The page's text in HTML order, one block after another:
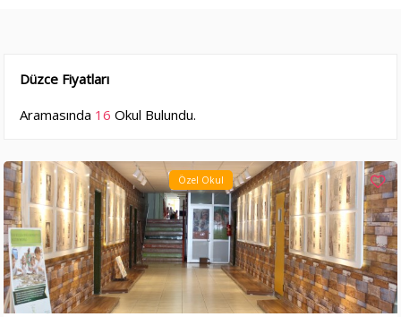
Düzce Fiyatları
Aramasında 16 Okul Bulundu.
Özel Okul